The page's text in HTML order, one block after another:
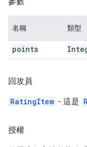
名稱 類型
points
回攻員
RatingItem - 這是
授權